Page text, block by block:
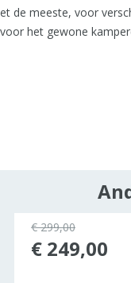
de meeste, voor
het gewone
€ 299,00
€ 249,00